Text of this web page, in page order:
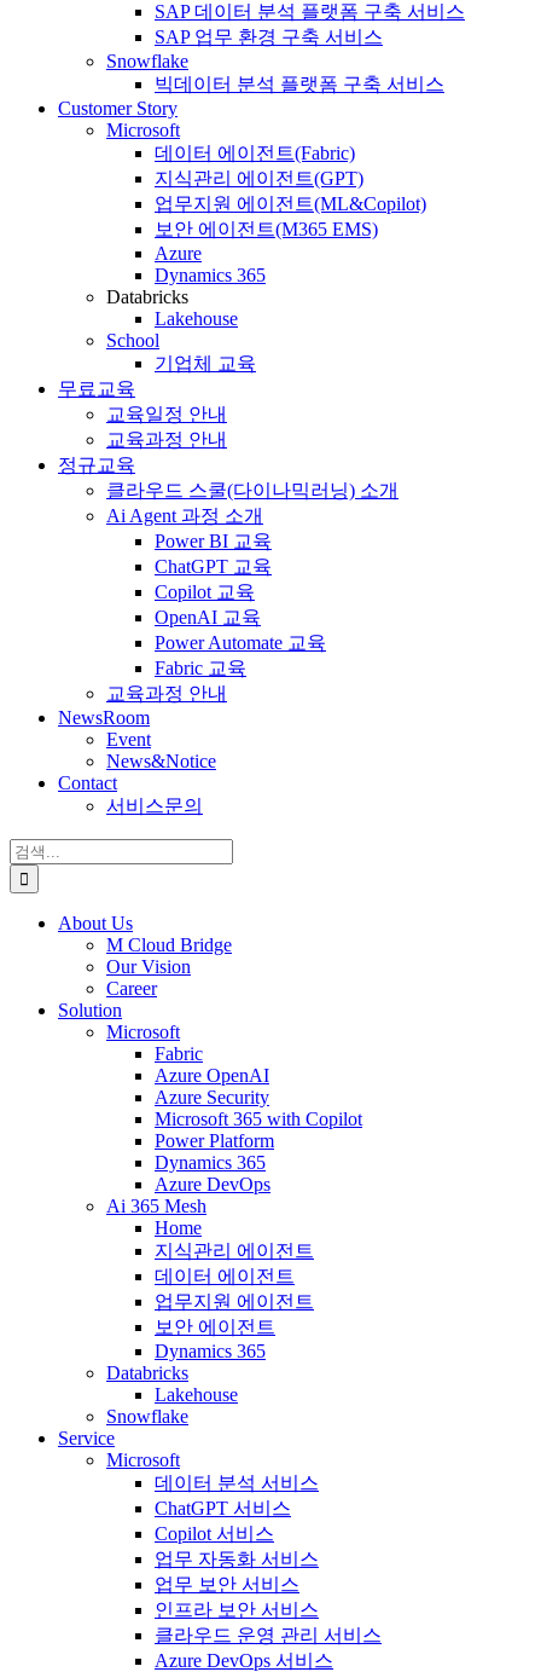
SAP 데이터 분석 플랫폼 구축 서비스
SAP 업무 환경 구축 서비스
Snowflake
빅데이터 분석 플랫폼 구축 서비스
Customer Story
Microsoft
데이터 에이전트(Fabric)
지식관리 에이전트(GPT)
업무지원 에이전트(ML&Copilot)
보안 에이전트(M365 EMS)
Azure
Dynamics 365
Databricks
Lakehouse
School
기업체 교육
무료교육
교육일정 안내
교육과정 안내
정규교육
클라우드 스쿨(다이나믹러닝) 소개
Ai Agent 과정 소개
Power BI 교육
ChatGPT 교육
Copilot 교육
OpenAI 교육
Power Automate 교육
Fabric 교육
교육과정 안내
NewsRoom
Event
News&Notice
Contact
서비스문의
검
색:
About Us
M Cloud Bridge
Our Vision
Career
Solution
Microsoft
Fabric
Azure OpenAI
Azure Security
Microsoft 365 with Copilot
Power Platform
Dynamics 365
Azure DevOps
Ai 365 Mesh
Home
지식관리 에이전트
데이터 에이전트
업무지원 에이전트
보안 에이전트
Dynamics 365
Databricks
Lakehouse
Snowflake
Service
Microsoft
데이터 분석 서비스
ChatGPT 서비스
Copilot 서비스
업무 자동화 서비스
업무 보안 서비스
인프라 보안 서비스
클라우드 운영 관리 서비스
Azure DevOps 서비스